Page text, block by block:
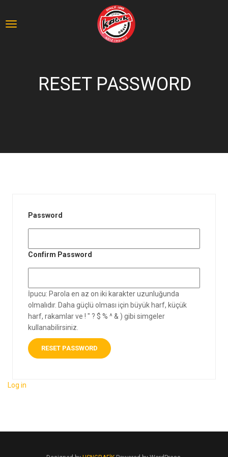
RESET PASSWORD
Password
Confirm Password
İpucu: Parola en az on iki karakter uzunluğunda
olmalıdır. Daha güçlü olması için büyük harf, küçük
harf, rakamlar ve ! " ? $ % ^ & ) gibi simgeler
kullanabilirsiniz.
Log in